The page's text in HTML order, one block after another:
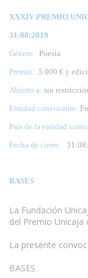
XXXIV PREMIO
31:08:2019
Género: Poesía
Premio: 5.000 € y
Abierto a: sin
Entidad convocante:
País de la entidad
Fecha de cierre: 31
BASES
La Fundación
del Premio Unicaja
La presente
BASES